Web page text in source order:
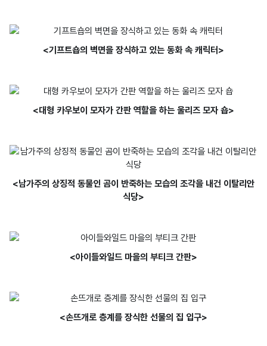
<기프트숍의 벽면을 장식하고 있는 동화 속 캐릭터>
<대형 카우보이 모자가 간판 역할을 하는 울리즈 모자 숍>
<남가주의 상징적 동물인 곰이 반죽하는 모습의 조각을 내건 이탈리안
식당>
<아이들와일드 마을의 부티크 간판>
<손뜨개로 층계를 장식한 선물의 집 입구>